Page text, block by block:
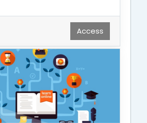
Access